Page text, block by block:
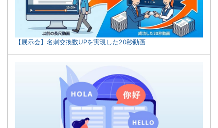
【展示会】名刺交換数UPを実現した20秒動画